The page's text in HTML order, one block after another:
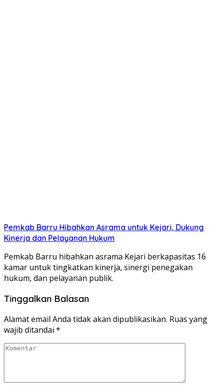
Pemkab Barru Hibahkan Asrama untuk Kejari, Dukung
Kinerja dan Pelayanan Hukum
Pemkab Barru hibahkan asrama Kejari berkapasitas 16
kamar untuk tingkatkan kinerja, sinergi penegakan
hukum, dan pelayanan publik.
Tinggalkan Balasan
Alamat email Anda tidak akan dipublikasikan. Ruas yang
wajib ditandai *